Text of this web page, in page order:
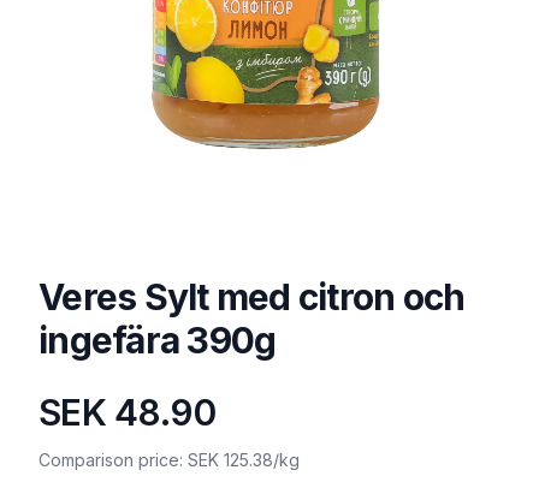
Veres Sylt med citron och
ingefära 390g
SEK 48.90
Comparison price: SEK 125.38/kg